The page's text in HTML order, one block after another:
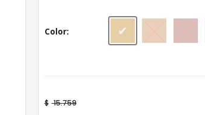
Color Beige Castaño Cedro
$ 15.759